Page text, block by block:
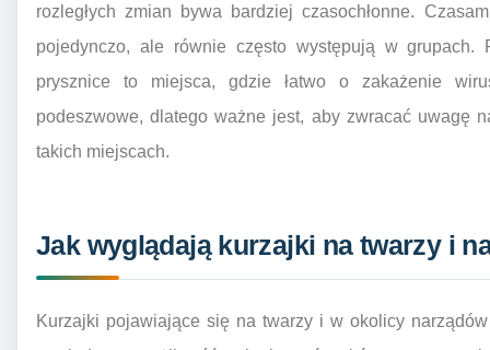
rozległych zmian bywa bardziej czasochłonne.
pojedynczo, ale równie często występują w grupach.
prysznice to miejsca, gdzie łatwo o zakażenie
podeszwowe, dlatego ważne jest, aby zwracać uwagę
takich miejscach.
Jak wyglądają kurzajki na twarzy i
Kurzajki pojawiające się na twarzy i w okolicy